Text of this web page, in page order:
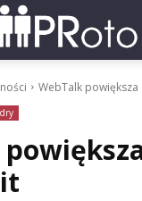
WebTalk powiększa